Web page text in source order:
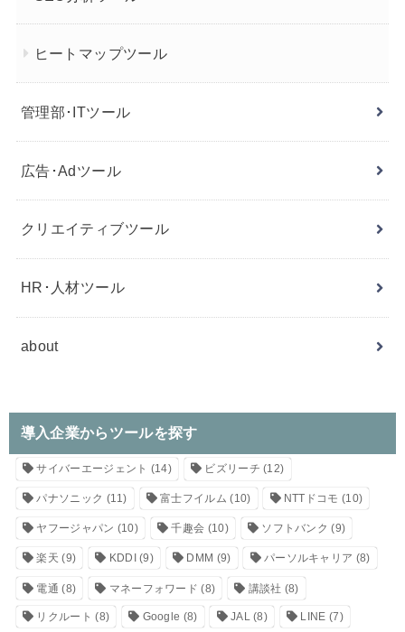
ヒートマップツール
管理部･ITツール
広告･Adツール
クリエイティブツール
HR･人材ツール
about
導入企業からツールを探す
サイバーエージェント (14) ビズリーチ (12)
パナソニック (11) 富士フイルム (10) NTTドコモ (10)
ヤフージャパン (10) 千趣会 (10) ソフトバンク (9)
楽天 (9) KDDI (9) DMM (9) パーソルキャリア (8)
電通 (8) マネーフォワード (8) 講談社 (8)
リクルート (8) Google (8) JAL(8) LINE (7)